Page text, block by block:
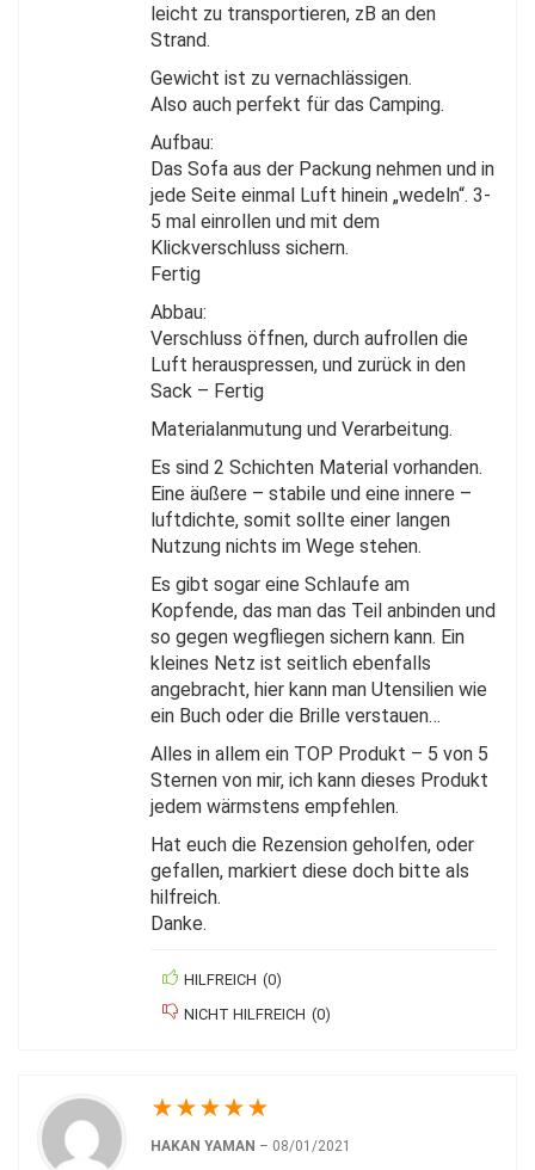
leicht zu transportieren, zB an den
Strand.
Gewicht ist zu vernachlässigen.
Also auch perfekt für das Camping.
Aufbau:
Das Sofa aus der Packung nehmen und in
jede Seite einmal Luft hinein „wedeln“. 3-
5 mal einrollen und mit dem
Klickverschluss sichern.
Fertig
Abbau:
Verschluss öffnen, durch aufrollen die
Luft herauspressen, und zurück in den
Sack – Fertig
Materialanmutung und Verarbeitung.
Es sind 2 Schichten Material vorhanden.
Eine äußere – stabile und eine innere –
luftdichte, somit sollte einer langen
Nutzung nichts im Wege stehen.
Es gibt sogar eine Schlaufe am
Kopfende, das man das Teil anbinden und
so gegen wegfliegen sichern kann. Ein
kleines Netz ist seitlich ebenfalls
angebracht, hier kann man Utensilien wie
ein Buch oder die Brille verstauen…
Alles in allem ein TOP Produkt – 5 von 5
Sternen von mir, ich kann dieses Produkt
jedem wärmstens empfehlen.
Hat euch die Rezension geholfen, oder
gefallen, markiert diese doch bitte als
hilfreich.
Danke.
HILFREICH (0)
NICHT HILFREICH (0)
★★★★★
HAKAN YAMAN – 08/01/2021